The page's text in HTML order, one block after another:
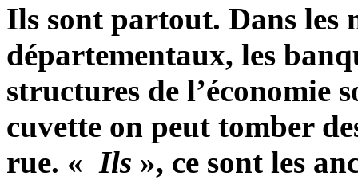
Ils sont partout. Dans les
départementaux, les
structures de l’économie
cuvette on peut tomber
rue. « Ils », ce sont les